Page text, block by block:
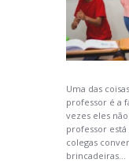
Uma das
professor é a
vezes eles
professor
colegas
brincadeiras...